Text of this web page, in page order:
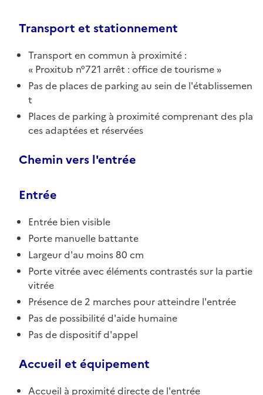
Transport et stationnement
Transport en commun à proximité :
Proxitub n°721 arrêt : office de tourisme
Pas de places de parking au sein de l'établissemen
t
Places de parking à proximité comprenant des pla
ces adaptées et réservées
Chemin vers l'entrée
Entrée
Entrée bien visible
Porte manuelle battante
Largeur d'au moins 80 cm
Porte vitrée avec éléments contrastés sur la partie
vitrée
Présence de 2 marches pour atteindre l'entrée
Pas de possibilité d'aide humaine
Pas de dispositif d'appel
Accueil et équipement
Accueil à proximité directe de l'entrée